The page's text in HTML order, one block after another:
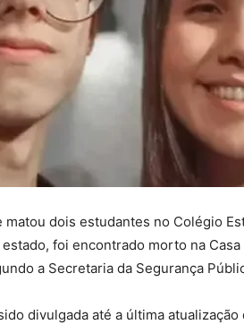
matou dois estudantes no Colégio
foi encontrado morto na
a Secretaria da Segurança
divulgada até a última